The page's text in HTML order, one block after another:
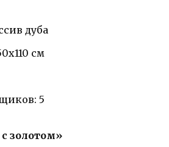
дуба
см
5
золотом»